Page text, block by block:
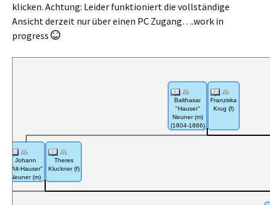
klicken. Achtung: Leider funktioniert die vollständige
Ansicht derzeit nur über einen PC Zugang….work in
progress
Balthasar
"Hauser"
Neuner (m)
(1804-1866)
Franziska
Krug (f)
Johann
"Alt-Hauser"
Neuner (m)
Theres
Kluckner (f)